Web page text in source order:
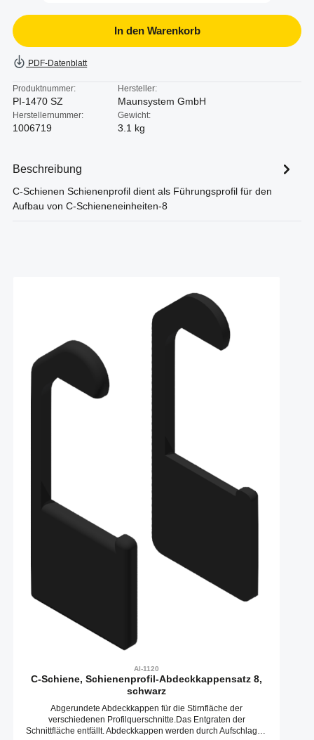
In den Warenkorb
PDF-Datenblatt
Produktnummer:
PI-1470 SZ
Hersteller:
Maunsystem GmbH
Herstellernummer:
1006719
Gewicht:
3.1 kg
Beschreibung
C-Schienen Schienenprofil dient als Führungsprofil für den
Aufbau von C-Schieneneinheiten-8
AI-1120
C-Schiene, Schienenprofil-Abdeckkappensatz 8,
schwarz
Abgerundete Abdeckkappen für die Stirnfläche der
verschiedenen Profilquerschnitte.Das Entgraten der
Schnittfläche entfällt. Abdeckkappen werden durch Aufschlagen